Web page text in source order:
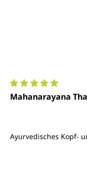
Durchschnittliche
Mahanarayana
Ayurvedisches Kopf-